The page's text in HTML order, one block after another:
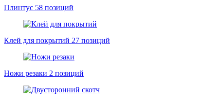
Плинтус 58 позиций
Клей для покрытий 27 позиций
Ножи резаки 2 позиций